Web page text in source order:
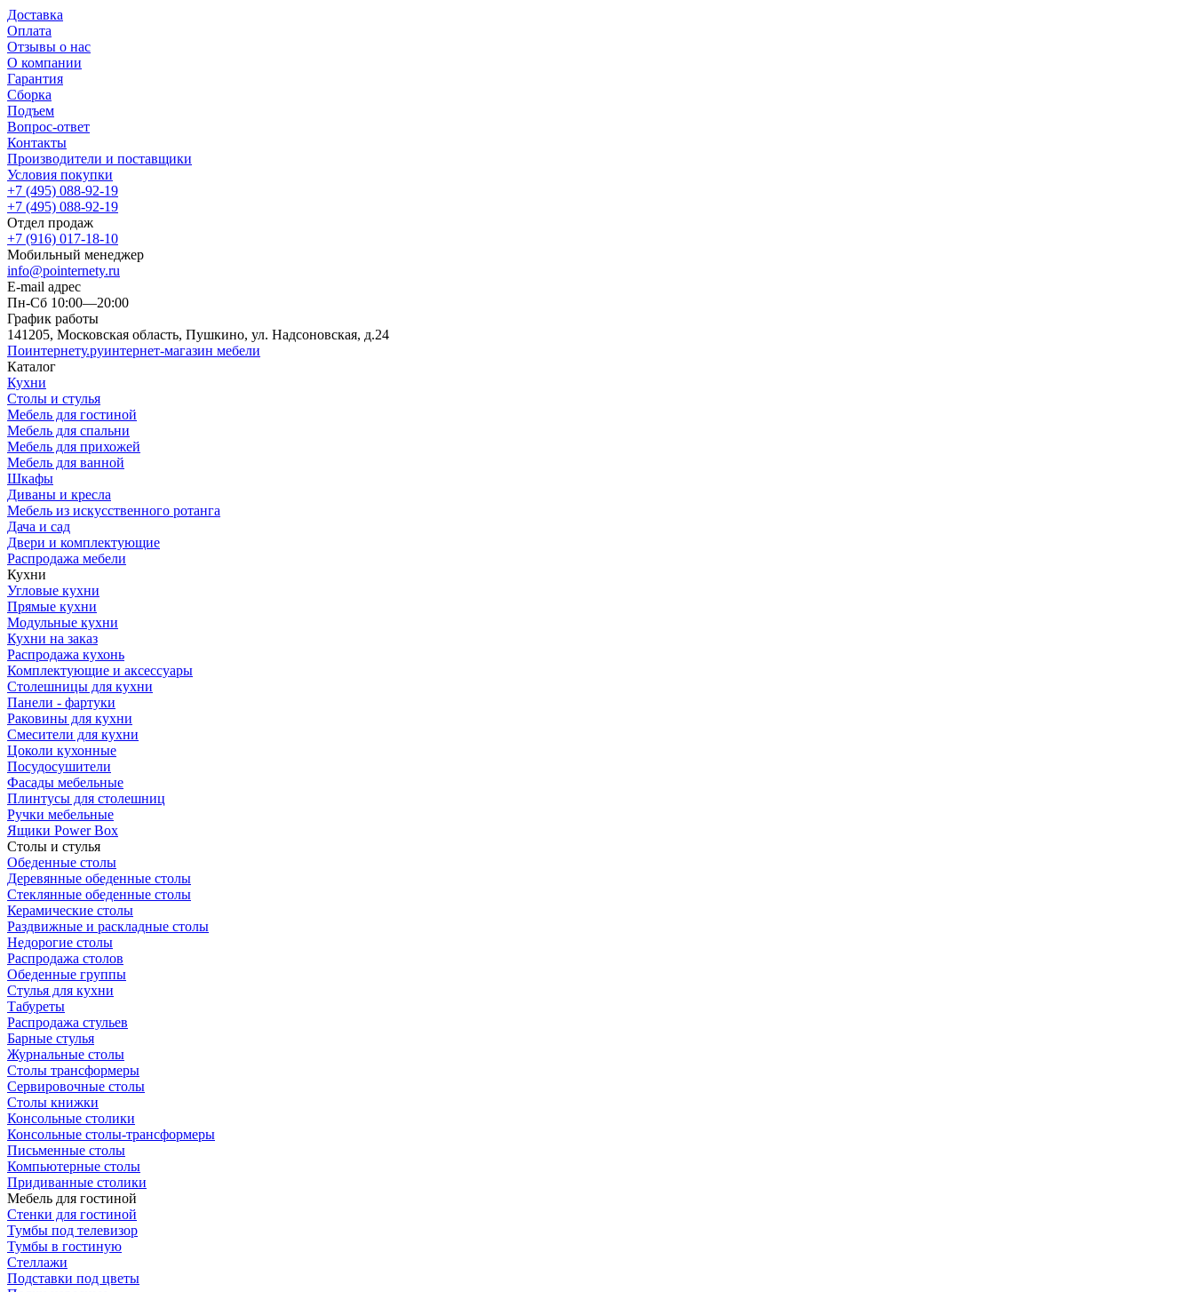
Доставка
Оплата
Отзывы о нас
О компании
Гарантия
Сборка
Подъем
Вопрос-ответ
Контакты
Производители и поставщики
Условия покупки
+7 (495) 088-92-19
+7 (495) 088-92-19
Отдел продаж
+7 (916) 017-18-10
Мобильный менеджер
info@pointernety.ru
E-mail адрес
Пн-Сб 10:00—20:00
График работы
141205, Московская область, Пушкино, ул. Надсоновская, д.24
Поинтернету.руинтернет-магазин мебели
Каталог
Кухни
Столы и стулья
Мебель для гостиной
Мебель для спальни
Мебель для прихожей
Мебель для ванной
Шкафы
Диваны и кресла
Мебель из искусственного ротанга
Дача и сад
Двери и комплектующие
Распродажа мебели
Кухни
Угловые кухни
Прямые кухни
Модульные кухни
Кухни на заказ
Распродажа кухонь
Комплектующие и аксессуары
Столешницы для кухни
Панели - фартуки
Раковины для кухни
Смесители для кухни
Цоколи кухонные
Посудосушители
Фасады мебельные
Плинтусы для столешниц
Ручки мебельные
Ящики Power Box
Столы и стулья
Обеденные столы
Деревянные обеденные столы
Стеклянные обеденные столы
Керамические столы
Раздвижные и раскладные столы
Недорогие столы
Распродажа столов
Обеденные группы
Стулья для кухни
Табуреты
Распродажа стульев
Барные стулья
Журнальные столы
Столы трансформеры
Сервировочные столы
Столы книжки
Консольные столики
Консольные столы-трансформеры
Письменные столы
Компьютерные столы
Придиванные столики
Мебель для гостиной
Стенки для гостиной
Тумбы под телевизор
Тумбы в гостиную
Стеллажи
Подставки под цветы